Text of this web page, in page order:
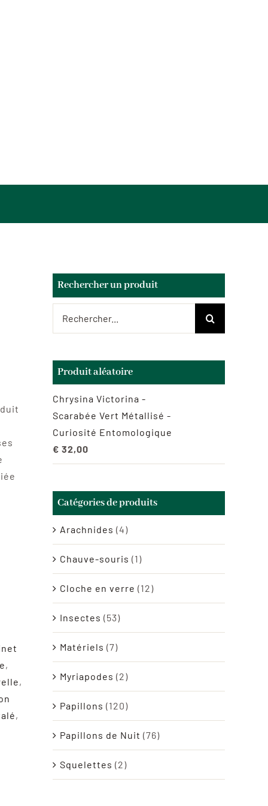
,
,
,
Rechercher un produit
Produit aléatoire
Chrysina Victorina -
Scarabée Vert Métallisé -
Curiosité Entomologique
€ 32,00
Catégories de produits
Arachnides (4)
Chauve-souris (1)
Cloche en verre (12)
Insectes (53)
Matériels (7)
Myriapodes (2)
Papillons (120)
Papillons de Nuit (76)
Squelettes (2)